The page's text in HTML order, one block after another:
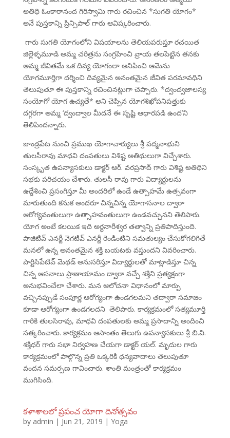
అతిథి ఓంకారానంద గిరిస్వామి గారు రచించిన *సుగతి యోగం*
అనే పుస్తకాన్ని ప్రిన్సిపాల్ గారు ఆవిష్కరించారు.
గారు సుగతి యోగంలోని విషయాలను తెలియపరుస్తూ రచయిత
జిల్లెళ్ళమూడి అమ్మ చరిత్రను సంగ్రహించి వ్రాయ తలపెట్టిన తనకు
అమ్మ జీవితమే ఒక దివ్య యోగంలా అనిపించి ఆమెను
యోగమూర్తిగా దర్శించి దివ్యమైన అనంతమైన జీవిత పరమావధిని
తెలుపుతూ ఈ పుస్తకాన్ని రచించినట్లుగా చెప్పారు. *ద్వంద్వజాలస్య
సంయోగో యోగ ఉచ్యతే* అని చెప్పిన యోగశిఖోపనిషత్తుకు
దగ్గరగా అమ్మ ‘ద్వంద్వాల మీదనే ఈ సృష్టి ఆధారపడి ఉంద’ని
తెలిపిందన్నారు.
జాండ్రపేట నుంచి ప్రముఖ యోగాచార్యులు శ్రీ పద్మనాభుని
తులసీరావు మాధవి దంపతులు విశిష్ట అతిథులుగా విచ్చేశారు.
సంస్కృత ఉపన్యాసకులు డాక్టర్ ఆర్. వరప్రసాద్ గారు విశిష్ట అతిథిని
సభకు పరిచయం చేశారు. తులసీ రావు గారు విద్యార్థులను
ఉద్దేశించి ప్రసంగిస్తూ మీ అందరిలో ఉండే ఉత్సాహమే ఉత్సవంగా
మారుతుంది కనుక అందరూ చిన్నచిన్న యోగాసనాల ద్వారా
ఆరోగ్యవంతులుగా ఉత్సాహవంతులుగా ఉండవచ్చునని తెలిపారు.
యోగ అంటే కలయిక ఇది అర్ధనారీశ్వర తత్వాన్ని ప్రతిపాదిస్తుంది.
పాజిటివ్ ఎనర్జీ నెగటివ్ ఎనర్జీ రెండింటిని సమతుల్యం చేసుకోగలిగితే
మనలో ఉన్న అనంతమైన శక్తి బయటకు వస్తుందని వివరించారు.
పార్టిసిపేటివ్ మెథడ్ అనుసరిస్తూ విద్యార్థులతో మాట్లాడిస్తూ చిన్న
చిన్న ఆసనాలు ప్రాణాయామం ద్వారా వచ్చే శక్తిని ప్రత్యక్షంగా
అనుభవించేలా చేశారు. మన ఆలోచనా విధానంలో మార్పు
వచ్చినప్పుడే సంపూర్ణ ఆరోగ్యంగా ఉండగలమని తద్వారా సమాజం
కూడా ఆరోగ్యంగా ఉండగలదని తెలిపారు. కార్యక్రమంలో సత్యమూర్తి
గారికి తులసిరావు, మాధవి దంపతులకు అమ్మ ప్రసాదాన్ని అందించి
సత్కరించారు. కార్యక్రమం ఆసాంతం తెలుగు ఉపన్యాసకులు శ్రీ బి.వి.
శక్తిధర్ గారు సభా నిర్వహణ చేయగా డాక్టర్ యల్. మృదుల గారు
కార్యక్రమంలో పాల్గొన్న ప్రతి ఒక్కరికి ధన్యవాదాలు తెలుపుతూ
వందన సమర్పణ గావించారు. శాంతి మంత్రంతో కార్యక్రమం
ముగిసింది.
కళాశాలలో ప్రపంచ యోగా దినోత్సవం
by admin | Jun 21, 2019 | Yoga